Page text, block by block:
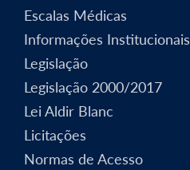
Escalas Médicas
Informações Institucionais
Legislação
Legislação 2000/2017
Lei Aldir Blanc
Licitações
Normas de Acesso